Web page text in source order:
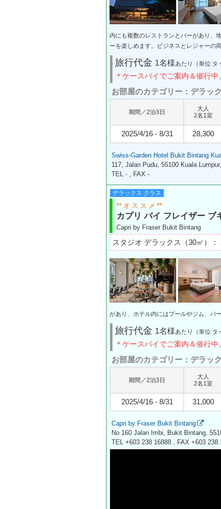
内にも複数のレストランとバーがあり、
ーを楽しめます。ビジネスとレジャーの
旅行代金 1名様あたり（単位:タ
＊ケースバイでご案内＆催行
お部屋のカテゴリー：デラッ
期間／2泊3日
大人
2名1室
2025/4/16 - 8/31 28,300
Swiss-Garden Hotel Bukit Bintang
117, Jalan Pudu, 55100 Kuala
TEL - , FAX -
デラックス クラス
** オ ス ス メ **
カプリ バイ フレイザー ブ
Capri by Fraser Bukit Bintang
スタジオ デラックス（30㎡）：
があり、ホテル内にはプールやジム、バ
旅行代金 1名様あたり（単位:タ
＊ケースバイでご案内＆催行
お部屋のカテゴリー：デラッ
期間／2泊3日
大人
2名1室
2025/4/16 - 8/31 31,000
Capri by Fraser Bukit Bintang
No 160 Jalan Imbi, Bukit Bintang,
TEL +603 238 16888 , FAX +603 238